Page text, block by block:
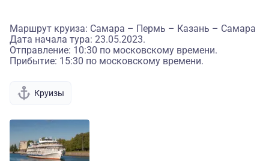
Маршрут круиза: Самара – Пермь – Казань – Самара
Дата начала тура: 23.05.2023.
Отправление: 10:30 по московскому времени.
Прибытие: 15:30 по московскому времени.
Круизы